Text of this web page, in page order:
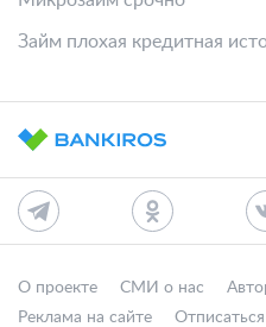
Займ плохая кредитная
О проекте СМИ о нас
Реклама на сайте
Отписаться